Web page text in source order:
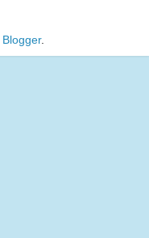
Blogger.